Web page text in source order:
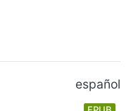
español